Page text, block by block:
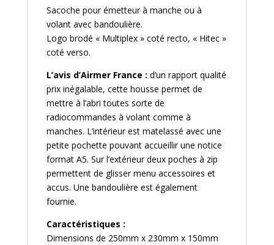
Sacoche pour émetteur à manche ou à
volant avec bandoulière.
Logo brodé « Multiplex » coté recto, « Hitec »
coté verso.
L’avis d’Airmer France : d’un rapport qualité
prix inégalable, cette housse permet de
mettre à l’abri toutes sorte de
radiocommandes à volant comme à
manches. L’intérieur est matelassé avec une
petite pochette pouvant accueillir une notice
format A5. Sur l’extérieur deux poches à zip
permettent de glisser menu accessoires et
accus. Une bandoulière est également
fournie.
Caractéristiques :
Dimensions de 250mm x 230mm x 150mm